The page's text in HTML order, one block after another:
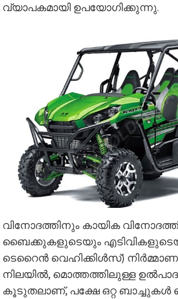
വ്യാപകമായി ഉപയോഗിക്കുന്നു.
വിനോദത്തിനും കായിക
ബൈക്കുകളുടെയും
ടെറൈൻ വെഹിക്കിൾസ്)
നിലയിൽ, മൊത്തത്തിലുള്ള
കൂടുതലാണ്, പക്ഷേ ഒറ്റ